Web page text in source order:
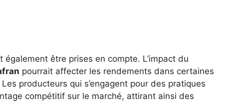
être prises en compte. L’impact du
pourrait affecter les rendements dans certaines
producteurs qui s’engagent pour des pratiques
compétitif sur le marché, attirant ainsi des